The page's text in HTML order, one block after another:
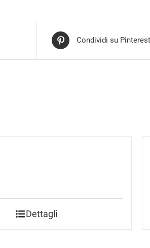
Condividi su Pinterest
Dettagli